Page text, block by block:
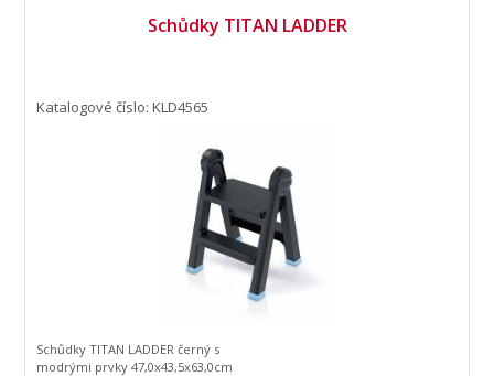
Schůdky TITAN LADDER
Katalogové číslo: KLD4565
Schůdky TITAN LADDER černý s
modrými prvky 47,0x43,5x63,0cm